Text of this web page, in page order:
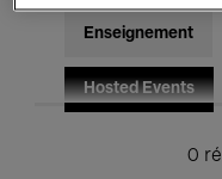
Enseignement
Hosted Events
0